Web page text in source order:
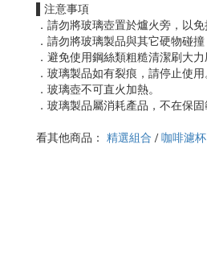
▌注意事項
．請勿將玻璃壺置於爐火旁，以免
．請勿將玻璃製品與其它硬物碰撞
．避免使用鋼絲類粗糙清潔刷大
．玻璃製品如有裂痕，請停止使用
．玻璃壺不可直火加熱。
．玻璃製品屬消耗產品，不在保固
看其他商品： 精選組合 /咖啡濾杯